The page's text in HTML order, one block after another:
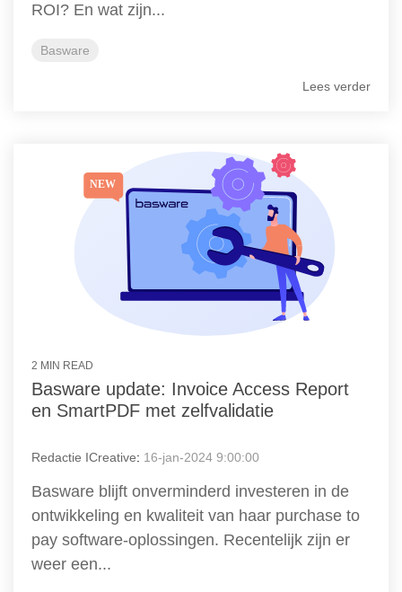
ROI? En wat zijn...
Basware
Lees verder
2 MIN READ
Basware update: Invoice Access Report
en SmartPDF met zelfvalidatie
Redactie ICreative: 16-jan-2024 9:00:00
Basware blijft onverminderd investeren in de
ontwikkeling en kwaliteit van haar purchase to
pay software-oplossingen. Recentelijk zijn er
weer een...